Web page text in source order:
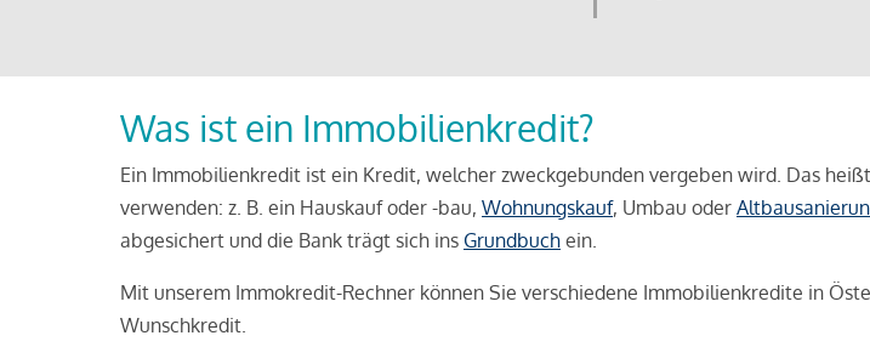
Was ist ein Immobilienkredit?
Ein Immobilienkredit ist ein Kredit, welcher zweckgebunden vergeben wird. Das
verwenden: z. B. ein Hauskauf oder -bau, Wohnungskauf, Umbau oder
abgesichert und die Bank trägt sich ins Grundbuch ein.
Mit unserem Immokredit-Rechner können Sie verschiedene Immobilienkredite in
Wunschkredit.